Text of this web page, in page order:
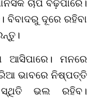
ଚାପ ବଢ଼ିପାରେ।
ବିବାଦରୁ ଦୂରେ ରହିବା
ଆସିପାରେ। ମନରେ
ଭାବରେ ନିଷ୍ପତ୍ତି
ସ୍ଥିତି ଭଲ ରହିବ।